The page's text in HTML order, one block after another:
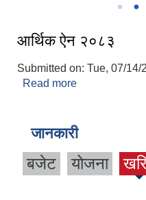
आर्थिक ऐन २०८३
Submitted on: Tue, 07/14/
Read more
जानकारी
बजेट योजना